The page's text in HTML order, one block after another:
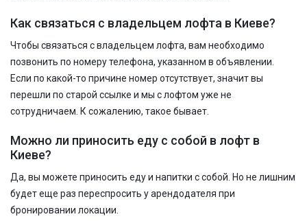
Как связаться с владельцем лофта в Киеве?
Чтобы связаться с владельцем лофта, вам необходимо
позвонить по номеру телефона, указанном в объявлении.
Если по какой-то причине номер отсутствует, значит вы
перешли по старой ссылке и мы с лофтом уже не
сотрудничаем. К сожалению, такое бывает.
Можно ли приносить еду с собой в лофт в
Киеве?
Да, вы можете приносить еду и напитки с собой. Но не лишним
будет еще раз переспросить у арендодателя при
бронировании локации.